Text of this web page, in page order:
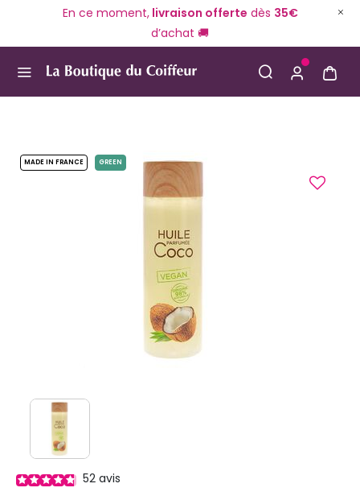
En ce moment,livraison offerte dès 35€
d’achat 🚚
MADE IN FRANCE GREEN
52 avis